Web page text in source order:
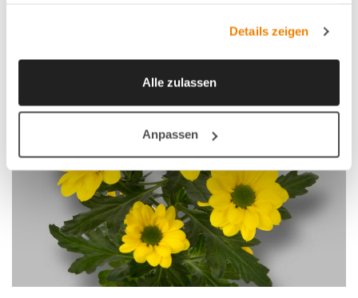
Details zeigen
Alle zulassen
Anpassen